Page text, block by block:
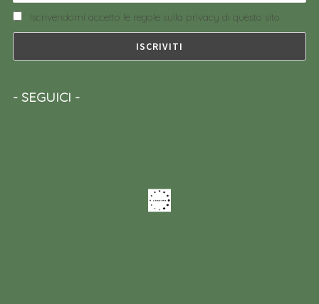
Iscrivendomi accetto le regole sulla privacy di questo sito
SEGUICI